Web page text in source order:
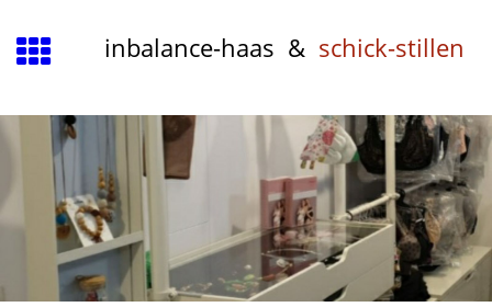
inbalance-haas & schick-stillen